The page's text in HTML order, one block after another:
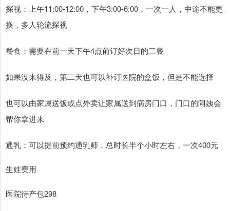
探视：上午11:00-12:00，下午3:00-6:00，一次一人，中途不能更
换，多人轮流探视
餐食：需要在前一天下午4点前订好次日的三餐
如果没来得及，第二天也可以补订医院的盒饭，但是不能选择
也可以由家属送饭或点外卖让家属送到病房门口，门口的阿姨会
帮你拿进来
通乳：可以提前预约通乳师，总时长半个小时左右，一次400元
生娃费用
医院待产包298